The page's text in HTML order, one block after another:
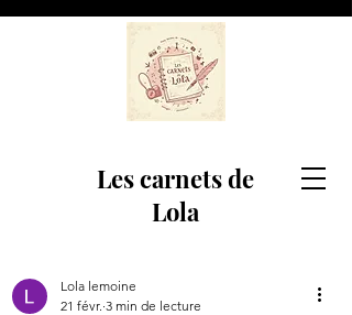
Les carnets de
Lola
Lola lemoine
21 févr. 3 min de lecture